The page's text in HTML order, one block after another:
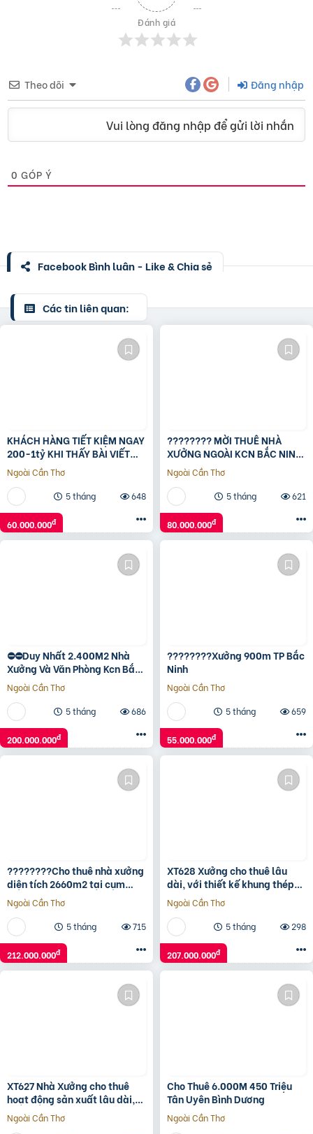
Đánh giá
Theo dõi Đăng nhập
Vui lòng đăng nhập để gửi lời nhắn
0 GÓP Ý
Facebook Bình luận - Like & Chia sẻ
Các tin liên quan:
KHÁCH HÀNG TIẾT KIỆM NGAY
200-1tỷ KHI THẤY BÀI VIẾT
NÀY CHO THUÊ NHÀ XƯỞNG
TẠI HƯNG YÊN
Ngoài Cần Thơ
5 tháng
648
60.000.000đ
???????? MỜI THUÊ NHÀ
XƯỞNG NGOÀI KCN BẮC NINH
, KHU VỰC TIÊN DU, TỪ SƠN –
Dt xưởng: 1500m đến
Ngoài Cần Thơ
5 tháng
621
80.000.000đ
⛔⛔Duy Nhất 2.400M2 Nhà
Xưởng Và Văn Phòng Kcn Bắc
Giang
Ngoài Cần Thơ
5 tháng
686
200.000.000đ
????????Xưởng 900m TP Bắc
Ninh
Ngoài Cần Thơ
5 tháng
659
55.000.000đ
????????Cho thuê nhà xưởng
diện tích 2660m2 tại cụm
công nghiệp Bắc Ninh.
Ngoài Cần Thơ
5 tháng
715
212.000.000đ
XT628 Xưởng cho thuê lâu
dài, với thiết kế khung thép
kiên cố, hạ tầng KCN hiện đại
Ngoài Cần Thơ
5 tháng
298
207.000.000đ
XT627 Nhà Xưởng cho thuê
hoạt động sản xuất lâu dài,
kết cấu kiên cố thích hợp
DNNN
Ngoài Cần Thơ
Cho Thuê 6.000M 450 Triệu
Tân Uyên Bình Dương
Ngoài Cần Thơ